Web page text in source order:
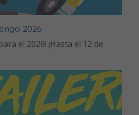
2026
el 2026! ¡Hasta el 12 de